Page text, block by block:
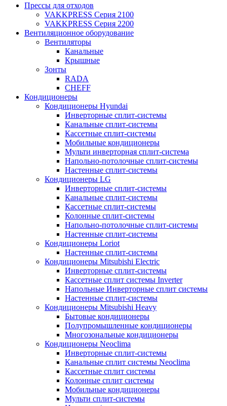
Прессы для отходов
VAKKPRESS Серия 2100
VAKKPRESS Серия 2200
Вентиляционное оборудование
Вентиляторы
Канальные
Крышные
Зонты
RADA
CHEFF
Кондиционеры
Кондиционеры Hyundai
Инверторные сплит-системы
Канальные сплит-системы
Кассетные сплит-системы
Мобильные кондиционеры
Мульти инверторная сплит-система
Напольно-потолочные сплит-системы
Настенные сплит-системы
Кондиционеры LG
Инверторные сплит-системы
Канальные сплит-системы
Кассетные сплит-системы
Колонные сплит-системы
Напольно-потолочные сплит-системы
Настенные сплит-системы
Кондиционеры Loriot
Настенные сплит-системы
Кондиционеры Mitsubishi Electric
Инверторные сплит-системы
Кассетные сплит системы Inverter
Напольные Инверторные сплит системы
Настенные сплит-системы
Кондиционеры Mitsubishi Heavy
Бытовые кондиционеры
Полупромышленные кондиционеры
Многозональные кондиционеры
Кондиционеры Neoclima
Инверторные сплит-системы
Канальные сплит системы Neoclima
Кассетные сплит системы
Колонные сплит системы
Мобильные кондиционеры
Мульти сплит-системы